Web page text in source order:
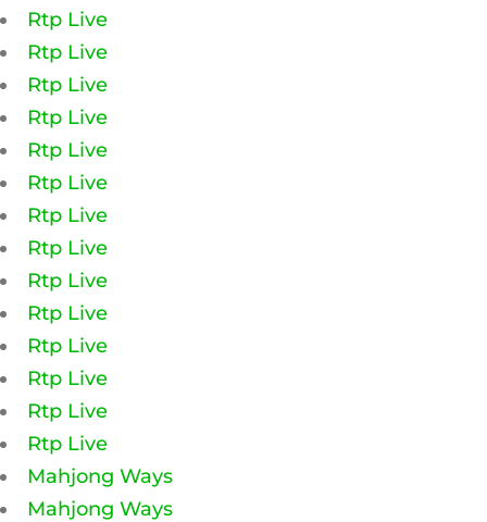
Rtp Live
Rtp Live
Rtp Live
Rtp Live
Rtp Live
Rtp Live
Rtp Live
Rtp Live
Rtp Live
Rtp Live
Rtp Live
Rtp Live
Rtp Live
Rtp Live
Mahjong Ways
Mahjong Ways